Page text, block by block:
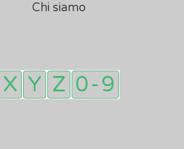
Chi siamo